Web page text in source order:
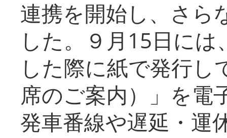
連携を開始し、さら
した。９月15日に
した際に紙で発行し
席のご案内）」を電
発車番線や遅延・運